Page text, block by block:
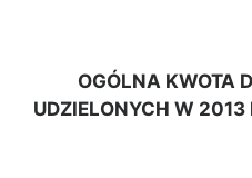
OGÓLNA KWOTA
UDZIELONYCH W